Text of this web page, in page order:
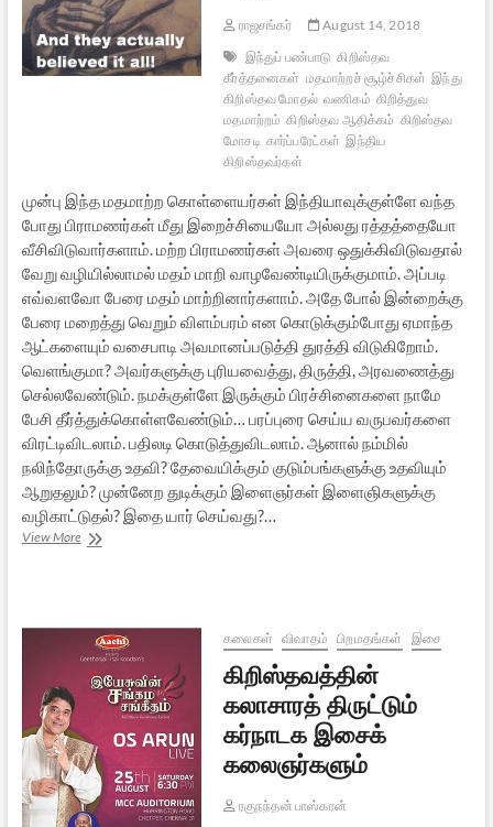
ராஜசங்கர்
August 14, 2018
இந்துப் பண்பாடு கிறிஸ்தவ
கீர்த்தனைகள் மதமாற்றச் சூழ்ச்சிகள் இந்து
கிறிஸ்தவ மோதல் வணிகம் கிறித்துவ
மதமாற்றம் கிறிஸ்தவ ஆதிக்கம் கிறிஸ்தவ
மோசடி கார்ப்பரேட்கள் இந்திய
கிறிஸ்தவர்கள்
முன்பு இந்த மதமாற்ற கொள்ளையர்கள் இந்தியாவுக்குள்ளே வந்த
போது பிராமணர்கள் மீது இறைச்சியையோ அல்லது ரத்தத்தையோ
வீசிவிடுவார்களாம். மற்ற பிராமணர்கள் அவரை ஒதுக்கிவிடுவதால்
வேறு வழியில்லாமல் மதம் மாறி வாழவேண்டியிருக்குமாம். அப்படி
எவ்வளவோ பேரை மதம் மாற்றினார்களாம். அதே போல் இன்றைக்கு
பேரை மறைத்து வெறும் விளம்பரம் என கொடுக்கும்போது ஏமாந்த
ஆட்களையும் வசைபாடி அவமானப்படுத்தி துரத்தி விடுகிறோம்.
வெளங்குமா? அவர்களுக்கு புரியவைத்து, திருத்தி, அரவணைத்து
செல்லவேண்டும். நமக்குள்ளே இருக்கும் பிரச்சினைகளை நாமே
பேசி தீர்த்துக்கொள்ளவேண்டும்… பரப்புரை செய்ய வருபவர்களை
விரட்டிவிடலாம். பதிலடி கொடுத்துவிடலாம். ஆனால் நம்மில்
நலிந்தோருக்கு உதவி? தேவையிக்கும் குடும்பங்களுக்கு உதவியும்
ஆறுதலும்? முன்னேற துடிக்கும் இளைஞர்கள் இளைஞிகளுக்கு
வழிகாட்டுதல்? இதை யார் செய்வது?…
View Moreகார்ப்பரேட்
நமது
எதிர்வினை
என்ன?
கலைகள் விவாதம் பிறமதங்கள் இசை
கிறிஸ்தவத்தின்
கலாசாரத் திருட்டும்
கர்நாடக இசைக்
கலைஞர்களும்
ரகுநந்தன் பாஸ்கரன்